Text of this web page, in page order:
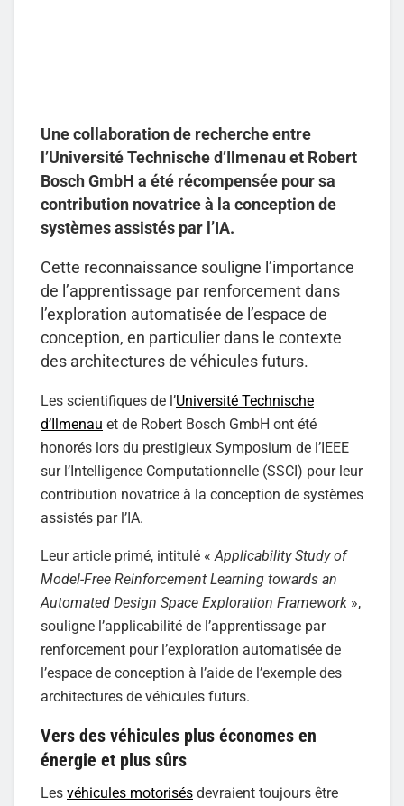
Une collaboration de recherche entre
l’Université Technische d’Ilmenau et Robert
Bosch GmbH a été récompensée pour sa
contribution novatrice à la conception de
systèmes assistés par l’IA.
Cette reconnaissance souligne l’importance
de l’apprentissage par renforcement dans
l’exploration automatisée de l’espace de
conception, en particulier dans le contexte
des architectures de véhicules futurs.
Les scientifiques de l’Université Technische
d’Ilmenau et de Robert Bosch GmbH ont été
honorés lors du prestigieux Symposium de l’IEEE
sur l’Intelligence Computationnelle (SSCI) pour leur
contribution novatrice à la conception de systèmes
assistés par l’IA.
Leur article primé, intitulé «Applicability Study of
Model-Free Reinforcement Learning towards an
Automated Design Space Exploration Framework »,
souligne l’applicabilité de l’apprentissage par
renforcement pour l’exploration automatisée de
l’espace de conception à l’aide de l’exemple des
architectures de véhicules futurs.
Vers des véhicules plus économes en
énergie et plus sûrs
Les véhicules motorisés devraient toujours être